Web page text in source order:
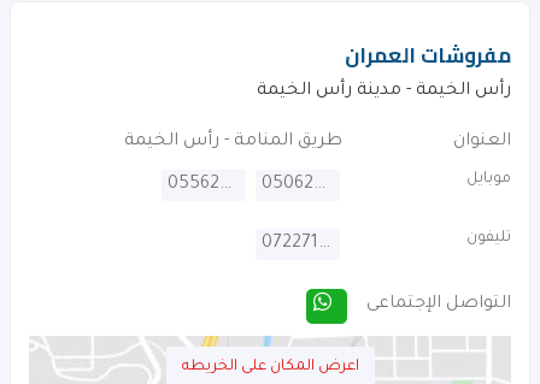
مفروشات العمران
رأس الخيمة - مدينة رأس الخيمة
العنوان طريق المنامة - رأس الخيمة
موبايل 0506276488
0556276488
تليفون 072271323
التواصل الإجتماعى
اعرض المكان على الخريطه